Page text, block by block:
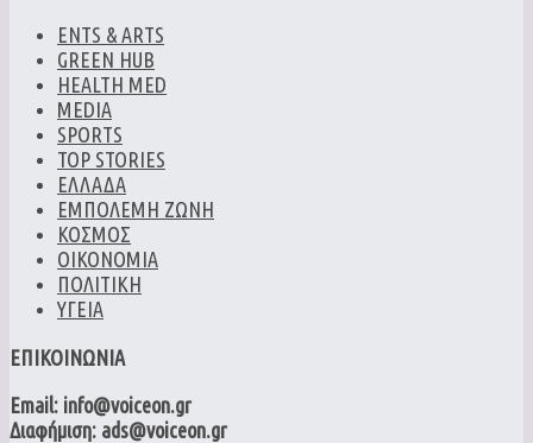
ENTS & ARTS
GREEN HUB
HEALTH MED
MEDIA
SPORTS
TOP STORIES
ΕΛΛΑΔΑ
ΕΜΠΟΛΕΜΗ ΖΩΝΗ
ΚΟΣΜΟΣ
ΟΙΚΟΝΟΜΙΑ
ΠΟΛΙΤΙΚΗ
ΥΓΕΙΑ
ΕΠΙΚΟΙΝΩΝΙΑ
Email: info@voiceon.gr
Διαφήμιση: ads@voiceon.gr